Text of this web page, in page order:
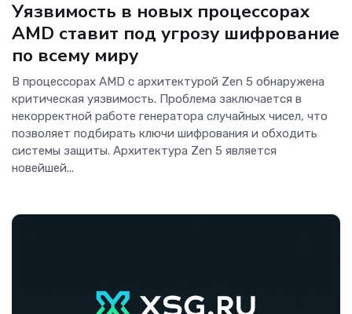
Уязвимость в новых процессорах
AMD ставит под угрозу шифрование
по всему миру
В процессорах AMD с архитектурой Zen 5 обнаружена
критическая уязвимость. Проблема заключается в
некорректной работе генератора случайных чисел, что
позволяет подбирать ключи шифрования и обходить
системы защиты. Архитектура Zen 5 является
новейшей...